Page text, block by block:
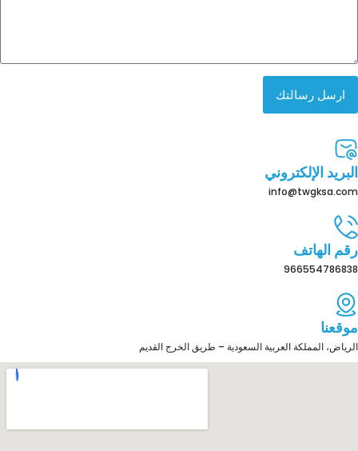
ارسل رسالتك
البريد الإلكتروني
info@twgksa.com
رقم الهاتف
966554786838
موقعنا
الرياض، المملكة العربية السعودية – طريق الخرج القديم